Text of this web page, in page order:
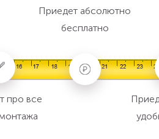
про все
Приедет абсолютно
бесплатно